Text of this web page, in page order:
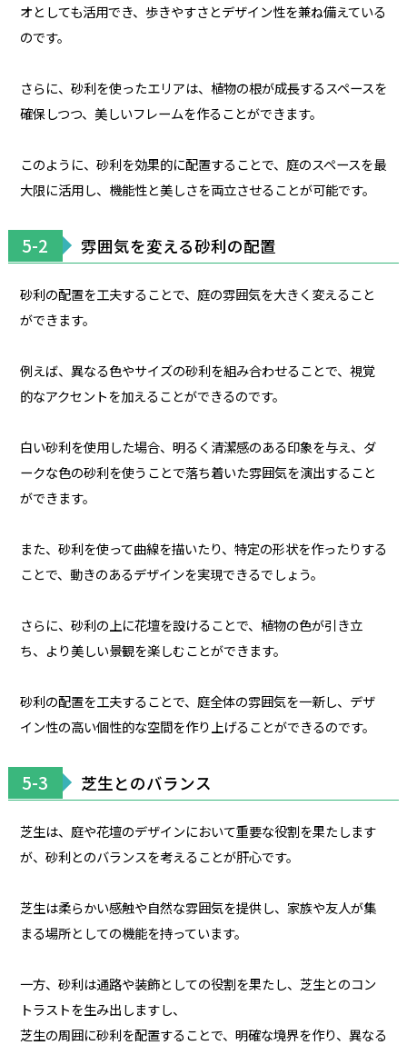
オとしても活用でき、歩きやすさとデザイン性を兼ね備えている
のです。
さらに、砂利を使ったエリアは、植物の根が成長するスペースを
確保しつつ、美しいフレームを作ることができます。
このように、砂利を効果的に配置することで、庭のスペースを最
大限に活用し、機能性と美しさを両立させることが可能です。
5-2 雰囲気を変える砂利の配置
砂利の配置を工夫することで、庭の雰囲気を大きく変えること
ができます。
例えば、異なる色やサイズの砂利を組み合わせることで、視覚
的なアクセントを加えることができるのです。
白い砂利を使用した場合、明るく清潔感のある印象を与え、ダ
ークな色の砂利を使うことで落ち着いた雰囲気を演出すること
ができます。
また、砂利を使って曲線を描いたり、特定の形状を作ったりする
ことで、動きのあるデザインを実現できるでしょう。
さらに、砂利の上に花壇を設けることで、植物の色が引き立
ち、より美しい景観を楽しむことができます。
砂利の配置を工夫することで、庭全体の雰囲気を一新し、デザ
イン性の高い個性的な空間を作り上げることができるのです。
5-3 芝生とのバランス
芝生は、庭や花壇のデザインにおいて重要な役割を果たします
が、砂利とのバランスを考えることが肝心です。
芝生は柔らかい感触や自然な雰囲気を提供し、家族や友人が集
まる場所としての機能を持っています。
一方、砂利は通路や装飾としての役割を果たし、芝生とのコン
トラストを生み出しますし、
芝生の周囲に砂利を配置することで、明確な境界を作り、異なる